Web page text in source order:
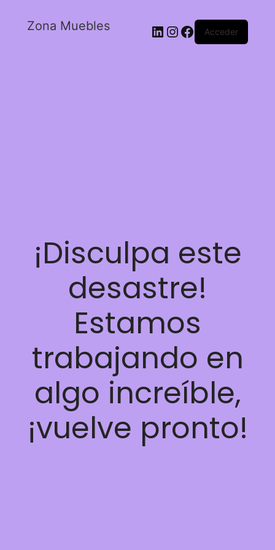
Zona Muebles Acceder
¡Disculpa este
desastre!
Estamos
trabajando en
algo increíble,
¡vuelve pronto!